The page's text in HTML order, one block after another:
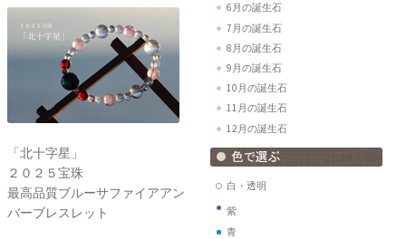
「北十字星」
２０２５宝珠
最高品質ブルーサファイアアン
バーブレスレット
6月の誕生石
7月の誕生石
8月の誕生石
9月の誕生石
10月の誕生石
11月の誕生石
12月の誕生石
白・透明
紫
青